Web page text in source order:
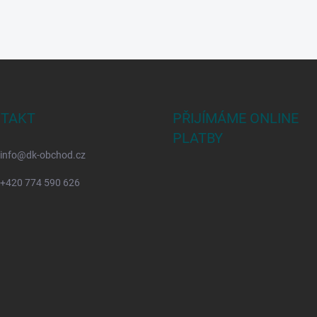
info@dk-obchod.cz
+420 774 590 626
PŘIJÍMÁME ONLINE
PLATBY